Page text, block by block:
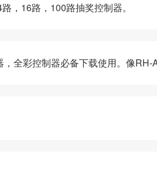
，16路，100路抽奖控制器。
全彩控制器必备下载使用。像